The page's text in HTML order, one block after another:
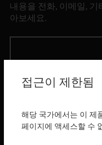
내용을 전화, 이메일,
아보세요.
제품
toggle view
서비스
접근이 제한됨
해당 국가에서는 이 제
페이지에 액세스할 수